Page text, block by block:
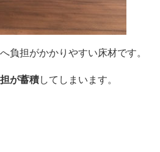
負担がかかりやすい床材です。
が蓄積してしまいます。